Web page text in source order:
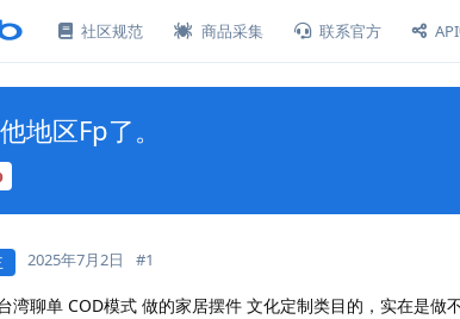
社区规范 商品采集 联系官方
地区Fp了。
2025年7月2日 #1
湾聊单 COD模式 做的家居摆件 文化定制类目的，实在是